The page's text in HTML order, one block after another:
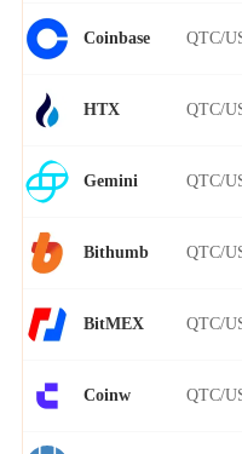
Coinbase QTC/
HTX QTC/
Gemini QTC/
Bithumb QTC/
BitMEX QTC/
Coinw QTC/